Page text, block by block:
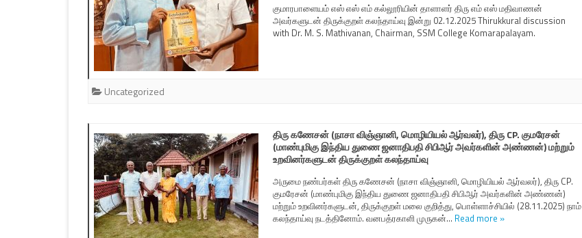
குமாரபாளையம் எஸ் எஸ் எம் கல்லூரியின் தாளாளர் திரு எம் எஸ் மதிவாணன்
அவர்களுடன் திருக்குறள் கலந்தாய்வு இன்று 02.12.2025 Thirukkural discussion
with Dr. M. S. Mathivanan, Chairman, SSM College Komarapalayam.
Uncategorized
திரு கணேசன் (நாசா விஞ்ஞானி, மொழியியல் ஆர்வலர்), திரு CP. குமரேசன்
(மாண்புமிகு இந்திய துணை ஜனாதிபதி சிபிஆர் அவர்களின் அண்ணன்) மற்றும்
உறவினர்களுடன் திருக்குறள் கலந்தாய்வு
அருமை நண்பர்கள் திரு கணேசன் (நாசா விஞ்ஞானி, மொழியியல் ஆர்வலர்), திரு CP.
குமரேசன் (மாண்புமிகு இந்திய துணை ஜனாதிபதி சிபிஆர் அவர்களின் அண்ணன்)
மற்றும் உறவினர்களுடன், திருக்குறள் மலை குறித்து, பொள்ளாச்சியில் (28.11.2025) நாம்
கலந்தாய்வு நடத்தினோம். வனபத்ரகாளி முருகன்… Read more »